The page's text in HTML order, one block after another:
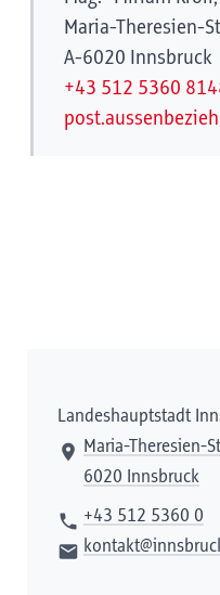
Maria-Theresien-
A-6020 Innsbruck
+43 512 5360
Landeshauptstadt
Maria-Theresien-
6020 Innsbruck
+43 512 5360 0